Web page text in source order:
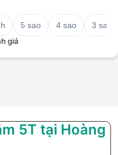
5 sao 4 sao
3 sao
giá
5T tại Hoàng